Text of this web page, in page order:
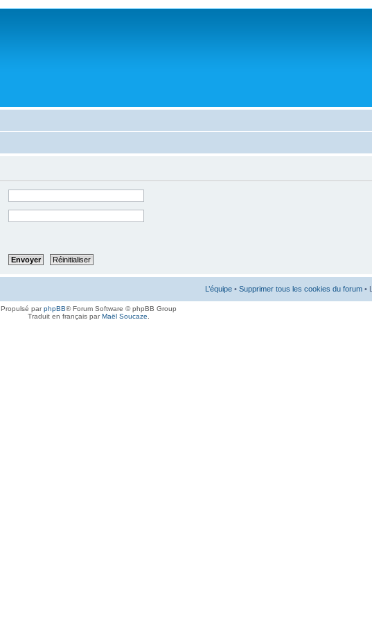
L’équipe • Supprimer tous les cookies du forum •
Propulsé parphpBB® Forum Software © phpBB Group
Traduit en français parMaël Soucaze